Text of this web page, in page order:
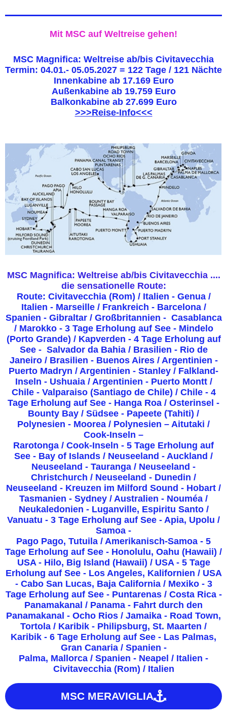
Mit MSC auf Weltreise gehen!
MSC Magnifica: Weltreise ab/bis Civitavecchia
Termin: 04.01.- 05.05.2027 = 122 Tage / 121 Nächte
Innenkabine ab 17.169 Euro
Außenkabine ab 19.759 Euro
Balkonkabine ab 27.699 Euro
>>>Reise-Info<<<
MSC Magnifica: Weltreise ab/bis Civitavecchia ....
die sensationelle Route:
Route: Civitavecchia (Rom) / Italien - Genua /
Italien - Marseille / Frankreich - Barcelona /
Spanien - Gibraltar / Großbritannien - Casablanca
/ Marokko - 3 Tage Erholung auf See - Mindelo
(Porto Grande) / Kapverden - 4 Tage Erholung auf
See - Salvador da Bahia / Brasilien - Rio de
Janeiro / Brasilien - Buenos Aires / Argentinien -
Puerto Madryn / Argentinien - Stanley / Falkland-
Inseln - Ushuaia / Argentinien - Puerto Montt /
Chile - Valparaiso (Santiago de Chile) / Chile - 4
Tage Erholung auf See - Hanga Roa / Osterinsel -
Bounty Bay / Südsee - Papeete (Tahiti) /
Polynesien - Moorea / Polynesien – Aitutaki /
Cook-Inseln –
Rarotonga / Cook-Inseln - 5 Tage Erholung auf
See - Bay of Islands / Neuseeland - Auckland /
Neuseeland - Tauranga / Neuseeland -
Christchurch / Neuseeland - Dunedin /
Neuseeland - Kreuzen im Milford Sound - Hobart /
Tasmanien - Sydney / Australien - Nouméa /
Neukaledonien - Luganville, Espiritu Santo /
Vanuatu - 3 Tage Erholung auf See - Apia, Upolu /
Samoa -
Pago Pago, Tutuila / Amerikanisch-Samoa - 5
Tage Erholung auf See - Honolulu, Oahu (Hawaii) /
USA - Hilo, Big Island (Hawaii) / USA - 5 Tage
Erholung auf See - Los Angeles, Kalifornien / USA
- Cabo San Lucas, Baja California / Mexiko - 3
Tage Erholung auf See - Puntarenas / Costa Rica -
Panamakanal / Panama - Fahrt durch den
Panamakanal - Ocho Rios / Jamaika - Road Town,
Tortola / Karibik - Philipsburg, St. Maarten /
Karibik - 6 Tage Erholung auf See - Las Palmas,
Gran Canaria / Spanien -
Palma, Mallorca / Spanien - Neapel / Italien -
Civitavecchia (Rom) / Italien
MSC MERAVIGLIA